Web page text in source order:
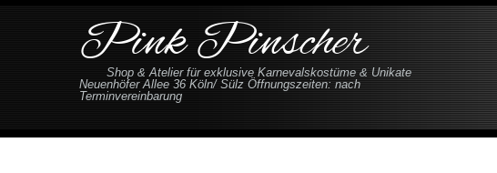
Pink Pinscher
Shop & Atelier für exklusive Karnevalskostüme & Unikate
Neuenhöfer Allee 36 Köln/ Sülz Öffnungszeiten: nach
Terminvereinbarung